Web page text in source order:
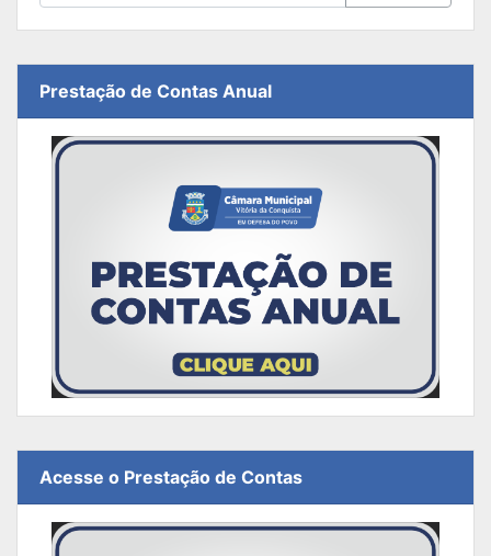
Prestação de Contas Anual
Acesse o Prestação de Contas